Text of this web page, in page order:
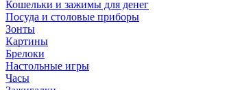
Кошельки и зажимы для денег
Посуда и столовые приборы
Зонты
Картины
Брелоки
Настольные игры
Часы